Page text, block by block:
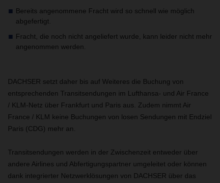
Bereits angenommene Fracht wird so schnell wie möglich
abgefertigt.
Fracht, die noch nicht angeliefert wurde, kann leider nicht mehr
angenommen werden.
DACHSER setzt daher bis auf Weiteres die Buchung von
entsprechenden Transitsendungen im Lufthansa- und Air France
/ KLM-Netz über Frankfurt und Paris aus. Zudem nimmt Air
France / KLM keine Buchungen von losen Sendungen mit Endziel
Paris (CDG) mehr an.
Transitsendungen werden in der Zwischenzeit entweder über
andere Airlines und Abfertigungspartner umgeleitet oder können
dank integrierter Netzwerklösungen von DACHSER über das